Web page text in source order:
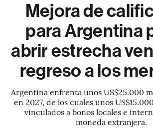
Mejora de
para Argentina
abrir estrecha
regreso a los
Argentina enfrenta unos US$25.000
en 2027, de los cuales unos
vinculados a bonos locales e
moneda extranjera.